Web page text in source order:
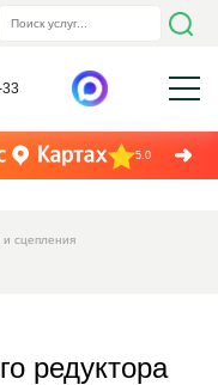
5.0
сцепления
редуктора